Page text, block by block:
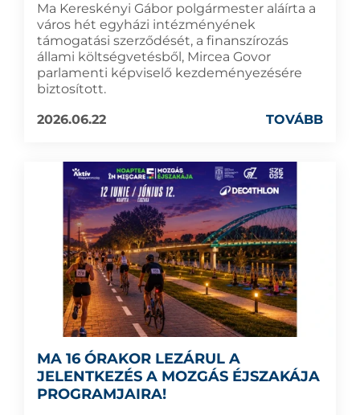
Ma Kereskényi Gábor polgármester aláírta a
város hét egyházi intézményének
támogatási szerződését, a finanszírozás
állami költségvetésből, Mircea Govor
parlamenti képviselő kezdeményezésére
biztosított.
2026.06.22
TOVÁBB
MA 16 ÓRAKOR LEZÁRUL A
JELENTKEZÉS A MOZGÁS ÉJSZAKÁJA
PROGRAMJAIRA!